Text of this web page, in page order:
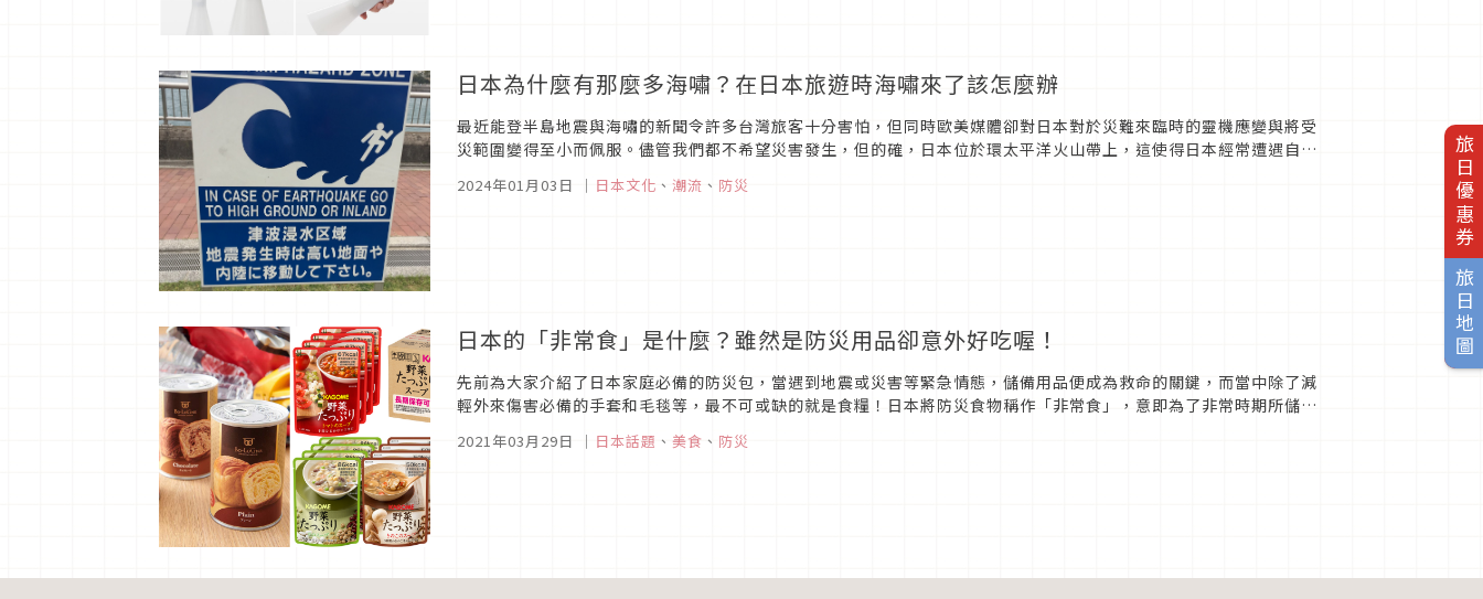
旅日優惠券
旅日地圖
日本為什麼有那麼多海嘯？在日本旅遊時海嘯來了該怎麼辦
最近能登半島地震與海嘯的新聞令許多台灣旅客十分害怕，但同時歐美媒體卻對日本對於災難來臨時的靈機應變與將受
災範圍變得至小而佩服。儘管我們都不希望災害發生，但的確，日本位於環太平洋火山帶上，這使得日本經常遭遇自然
災害，尤其是令人觸目驚心的海嘯。事實上，英文中的「Tsunami」一詞就是直接來自日文「津波...
2024年01月03日 ｜ 日本文化 、 潮流 、 防災
日本的「非常食」是什麼？雖然是防災用品卻意外好吃喔！
先前為大家介紹了日本家庭必備的防災包，當遇到地震或災害等緊急情態，儲備用品便成為救命的關鍵，而當中除了減
輕外來傷害必備的手套和毛毯等，最不可或缺的就是食糧！日本將防災食物稱作「非常食」，意即為了非常時期所儲存
2021年03月29日 ｜ 日本話題 、 美食 、 防災